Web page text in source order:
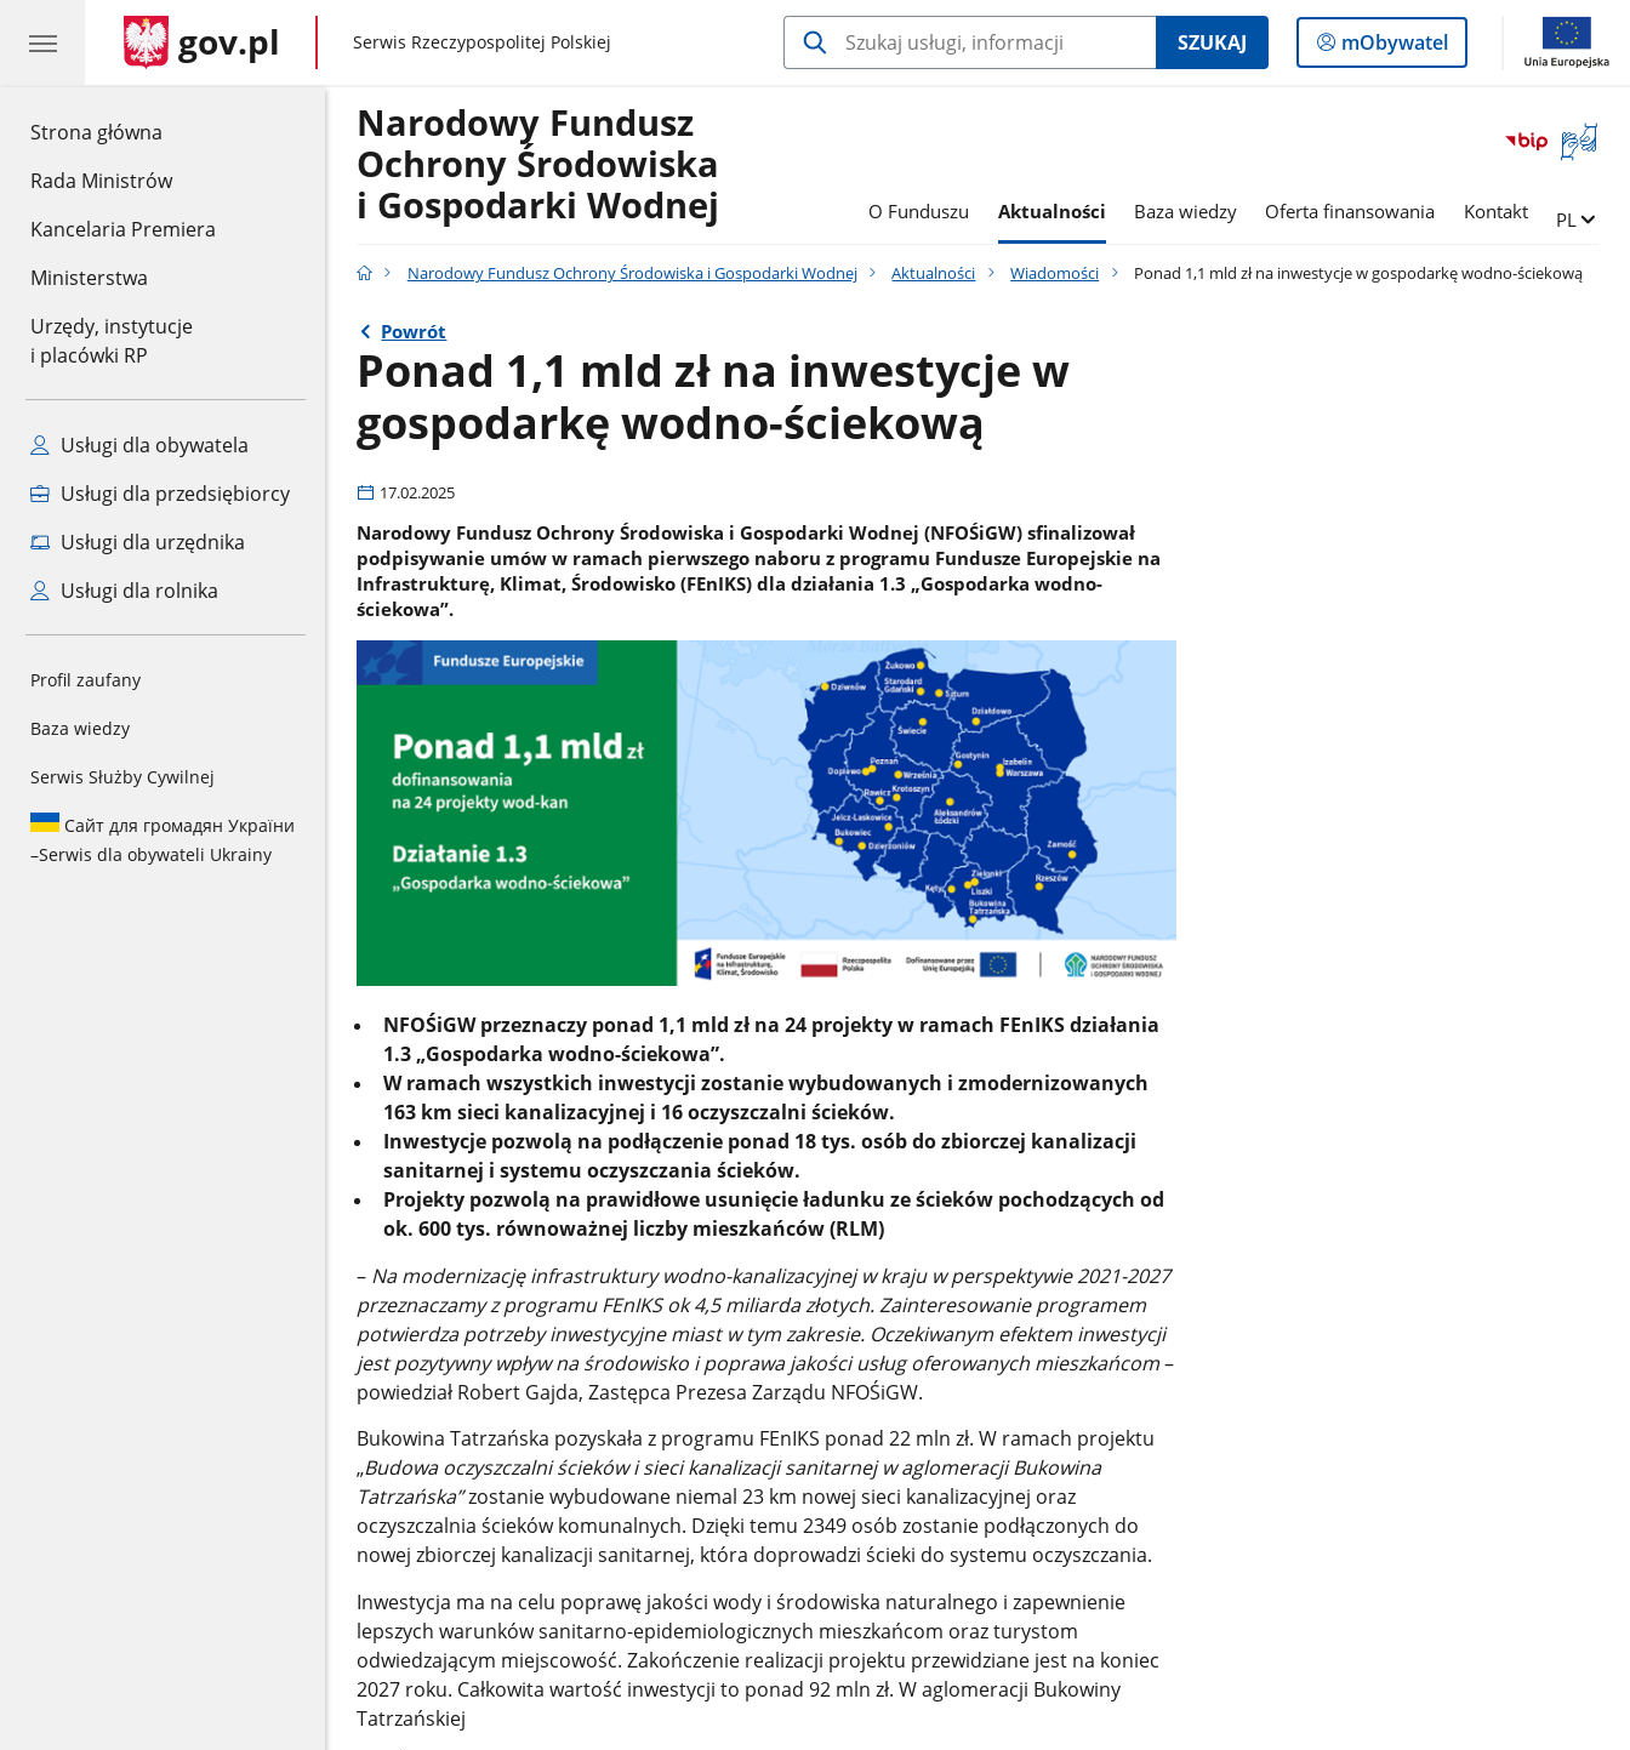
Strona główna
Rada Ministrów
Kancelaria Premiera
Ministerstwa
Urzędy, instytucje
i placówki RP
Usługi dla obywatela
Usługi dla przedsiębiorcy
Usługi dla urzędnika
Usługi dla rolnika
Profil zaufany
Baza wiedzy
Serwis Służby Cywilnej
Сайт для громадян України
–Serwis dla obywateli Ukrainy
gov.pl gov.pl
Serwis Rzeczypospolitej Polskiej SZUKAJ
Logowanie
do
mObywatel
Otwórz
okno
języka
Narodowy Fundusz
Ochrony Środowiska
i Gospodarki Wodnej
O Funduszu Aktualności Baza wiedzy Oferta finansowania Kontakt Zmień
PL
Narodowy Fundusz Ochrony Środowiska i Gospodarki Wodnej Aktualności Wiadomości Ponad 1,1 mld zł na inwestycje w gospodarkę wodno-ściekową
Powrót
Ponad 1,1 mld zł na inwestycje w
gospodarkę wodno-ściekową
17.02.2025
Narodowy Fundusz Ochrony Środowiska i Gospodarki Wodnej (NFOŚiGW) sfinalizował
podpisywanie umów w ramach pierwszego naboru z programu Fundusze Europejskie na
Infrastrukturę, Klimat, Środowisko (FEnIKS) dla działania 1.3 „Gospodarka wodno-
ściekowa”.
NFOŚiGW przeznaczy ponad 1,1 mld zł na 24 projekty w ramach FEnIKS działania
1.3 „Gospodarka wodno-ściekowa”.
W ramach wszystkich inwestycji zostanie wybudowanych i zmodernizowanych
163 km sieci kanalizacyjnej i 16 oczyszczalni ścieków.
Inwestycje pozwolą na podłączenie ponad 18 tys. osób do zbiorczej kanalizacji
sanitarnej i systemu oczyszczania ścieków.
Projekty pozwolą na prawidłowe usunięcie ładunku ze ścieków pochodzących od
ok. 600 tys. równoważnej liczby mieszkańców (RLM)
– Na modernizację infrastruktury wodno-kanalizacyjnej w kraju w perspektywie 2021-2027
przeznaczamy z programu FEnIKS ok 4,5 miliarda złotych. Zainteresowanie programem
potwierdza potrzeby inwestycyjne miast w tym zakresie. Oczekiwanym efektem inwestycji
jest pozytywny wpływ na środowisko i poprawa jakości usług oferowanych mieszkańcom–
powiedział Robert Gajda, Zastępca Prezesa Zarządu NFOŚiGW.
Bukowina Tatrzańska pozyskała z programu FEnIKS ponad 22 mln zł. W ramach projektu
„Budowa oczyszczalni ścieków i sieci kanalizacji sanitarnej w aglomeracji Bukowina
Tatrzańska”zostanie wybudowane niemal 23 km nowej sieci kanalizacyjnej oraz
oczyszczalnia ścieków komunalnych. Dzięki temu 2349 osób zostanie podłączonych do
nowej zbiorczej kanalizacji sanitarnej, która doprowadzi ścieki do systemu oczyszczania.
Inwestycja ma na celu poprawę jakości wody i środowiska naturalnego i zapewnienie
lepszych warunków sanitarno-epidemiologicznych mieszkańcom oraz turystom
odwiedzającym miejscowość. Zakończenie realizacji projektu przewidziane jest na koniec
2027 roku. Całkowita wartość inwestycji to ponad 92 mln zł. W aglomeracji Bukowiny
Tatrzańskiej